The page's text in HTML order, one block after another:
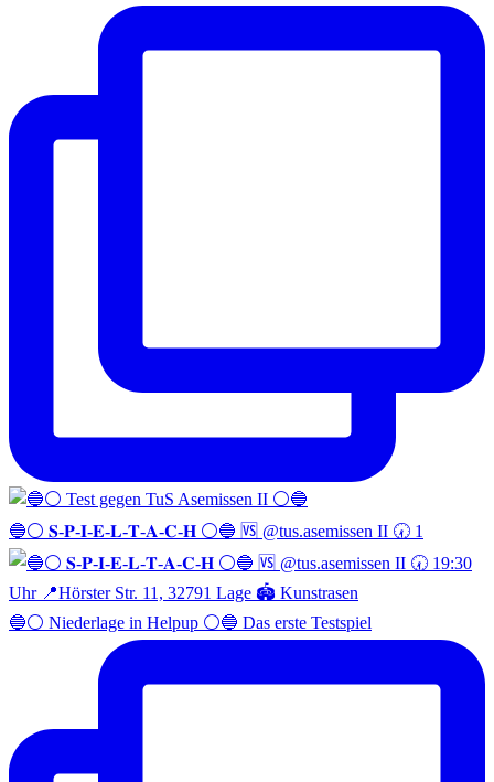
🔵⚪️ 𝐒-𝐏-𝐈-𝐄-𝐋-𝐓-𝐀-𝐂-𝐇 ⚪️🔵 🆚 @tus.asemissen II 🕢 1
🔵⚪️ Niederlage in Helpup ⚪️🔵 Das erste Testspiel